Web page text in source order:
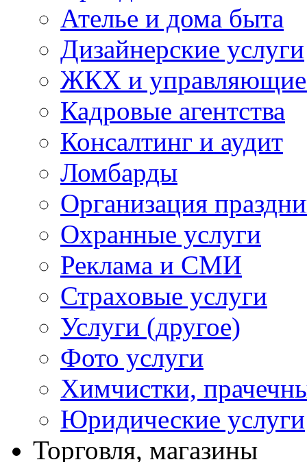
Ателье и дома быта
Дизайнерские услуги
ЖКХ и управляющие
Кадровые агентства
Консалтинг и аудит
Ломбарды
Организация
Охранные услуги
Реклама и СМИ
Страховые услуги
Услуги (другое)
Фото услуги
Химчистки,
Юридические услуги
Торговля, магазины